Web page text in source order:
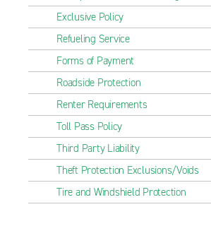
Exclusive Policy
Refueling Service
Forms of Payment
Roadside Protection
Renter Requirements
Toll Pass Policy
Third Party Liability
Theft Protection Exclusions/Voids
Tire and Windshield Protection